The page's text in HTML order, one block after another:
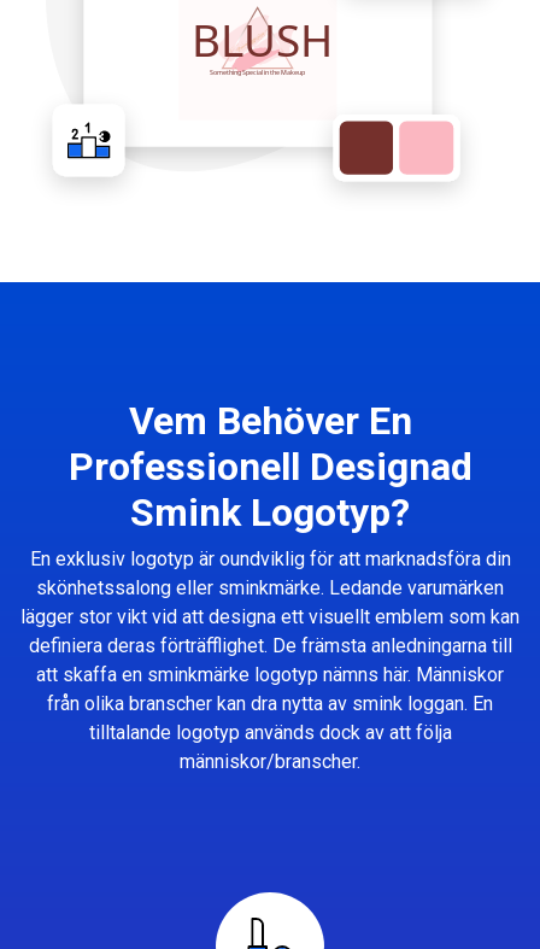
Vem Behöver En
Professionell Designad
Smink Logotyp?
En exklusiv logotyp är oundviklig för att marknadsföra din
skönhetssalong eller sminkmärke. Ledande varumärken
lägger stor vikt vid att designa ett visuellt emblem som kan
definiera deras förträfflighet. De främsta anledningarna till
att skaffa en sminkmärke logotyp nämns här. Människor
från olika branscher kan dra nytta av smink loggan. En
tilltalande logotyp används dock av att följa
människor/branscher.